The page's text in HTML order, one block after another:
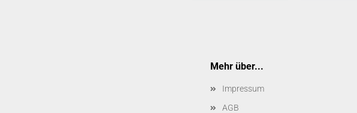
Mehr über...
Impressum
AGB